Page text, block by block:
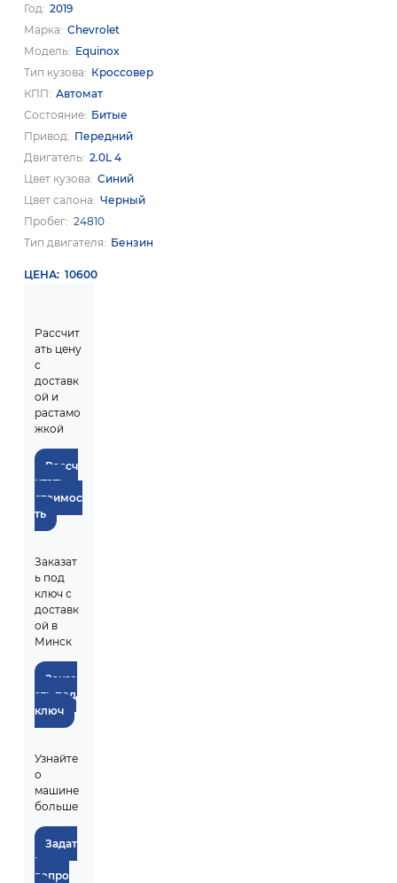
Год 2019
Марка Chevrolet
Модель Equinox
Тип кузова
Кроссовер
КПП Автомат
Состояние Битые
Привод
Передний
Двигатель 2.0L 4
Цвет кузова Синий
Цвет салона Черный
Пробег 24810
Тип двигателя
Бензин
ЦЕНА 10600
Рассчит
ать цену
с
доставк
ой и
растамо
жкой
Рассч
итать
стоимос
ть
Заказат
ь под
ключ с
доставк
ой в
Минск
Заказ
ать под
ключ
Узнайте
о
машине
больше
Задат
ь
вопро